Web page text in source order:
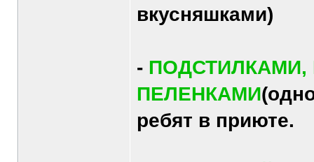
вкусняшками)
-
ПЕЛЕНКАМИ
ребят в приюте.